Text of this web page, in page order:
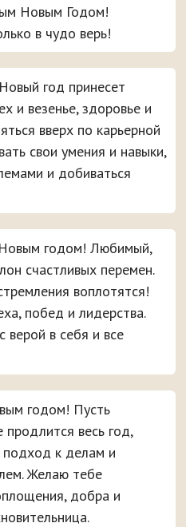
Новым Годом!
в чудо верь!
год принесет
и везенье, здоровье и
вверх по карьерной
свои умения и навыки,
и добиваться
годом! Любимый,
счастливых перемен.
воплотятся!
побед и лидерства.
верой в себя и все
годом! Пусть
продлится весь год,
подход к делам и
Желаю тебе
добра и